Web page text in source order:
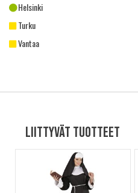
Helsinki
Turku
Vantaa
Liittyvät tuotteet